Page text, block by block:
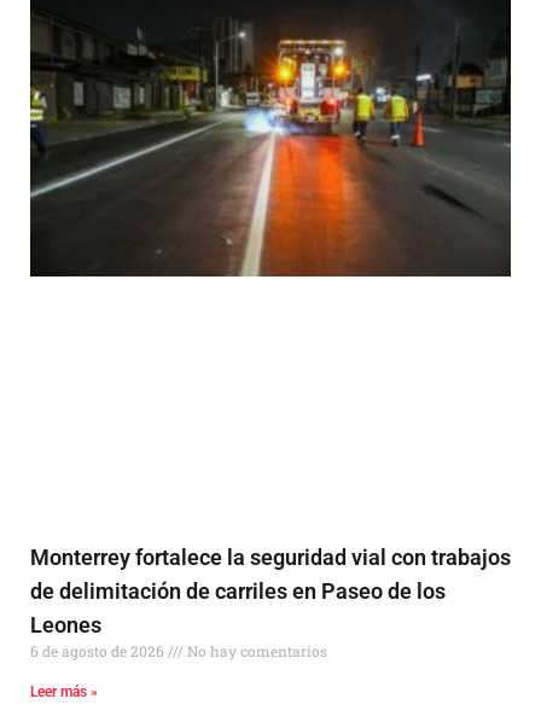
Monterrey fortalece la seguridad vial con trabajos
de delimitación de carriles en Paseo de los
Leones
6 de agosto de 2026 No hay comentarios
Leer más »